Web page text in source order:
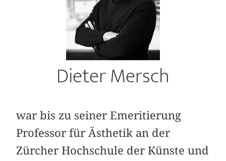
Dieter Mersch
war bis zu seiner Emeritierung
Professor für Ästhetik an der
Zürcher Hochschule der Künste und